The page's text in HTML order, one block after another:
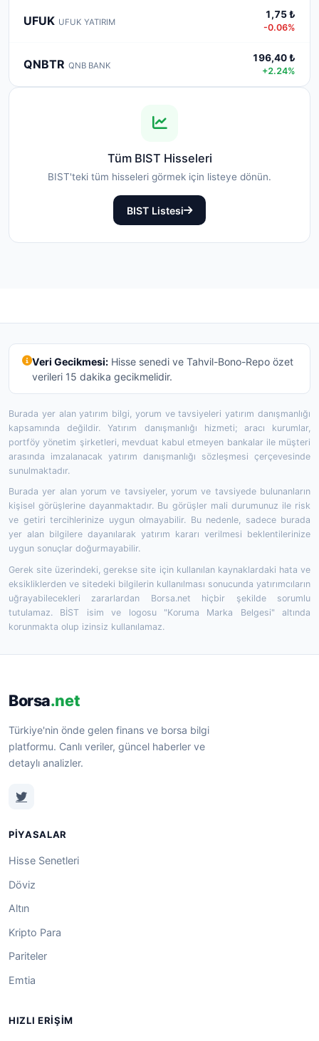
UFUK UFUK YATIRIM
1,75 ₺
-0.06%
QNBTR QNB BANK
196,40 ₺
+2.24%
Tüm BIST Hisseleri
BIST'teki tüm hisseleri görmek için listeye dönün.
BIST Listesi
Veri Gecikmesi:Hisse senedi ve Tahvil-Bono-Repo özet
verileri 15 dakika gecikmelidir.
Burada yer alan yatırım bilgi, yorum ve tavsiyeleri yatırım danışmanlığı
kapsamında değildir. Yatırım danışmanlığı hizmeti; aracı kurumlar,
portföy yönetim şirketleri, mevduat kabul etmeyen bankalar ile müşteri
arasında imzalanacak yatırım danışmanlığı sözleşmesi çerçevesinde
sunulmaktadır.
Burada yer alan yorum ve tavsiyeler, yorum ve tavsiyede bulunanların
kişisel görüşlerine dayanmaktadır. Bu görüşler mali durumunuz ile risk
ve getiri tercihlerinize uygun olmayabilir. Bu nedenle, sadece burada
yer alan bilgilere dayanılarak yatırım kararı verilmesi beklentilerinize
uygun sonuçlar doğurmayabilir.
Gerek site üzerindeki, gerekse site için kullanılan kaynaklardaki hata ve
eksikliklerden ve sitedeki bilgilerin kullanılması sonucunda yatırımcıların
uğrayabilecekleri zararlardan Borsa.net hiçbir şekilde sorumlu
tutulamaz. BİST isim ve logosu "Koruma Marka Belgesi" altında
korunmakta olup izinsiz kullanılamaz.
Borsa.net
Türkiye'nin önde gelen finans ve borsa bilgi
platformu. Canlı veriler, güncel haberler ve
detaylı analizler.
PIYASALAR
Hisse Senetleri
Döviz
Altın
Kripto Para
Pariteler
Emtia
HIZLI ERIŞIM